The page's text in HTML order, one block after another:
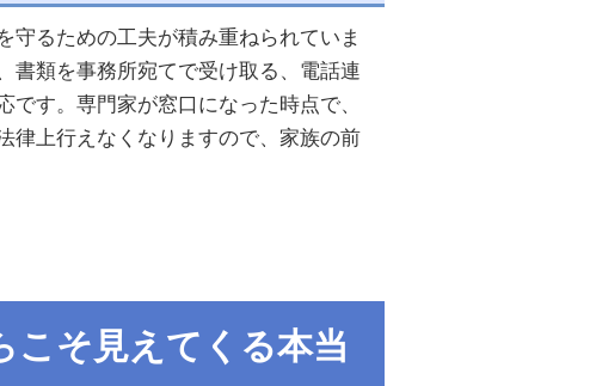
るための工夫が積み重ねられていま
書類を事務所宛てで受け取る、電話連
す。専門家が窓口になった時点で、
律上行えなくなりますので、家族の前
そ見えてくる本当